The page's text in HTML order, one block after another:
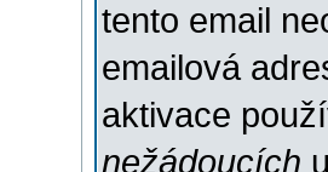
tento email
emailová
aktivace
nežádoucích